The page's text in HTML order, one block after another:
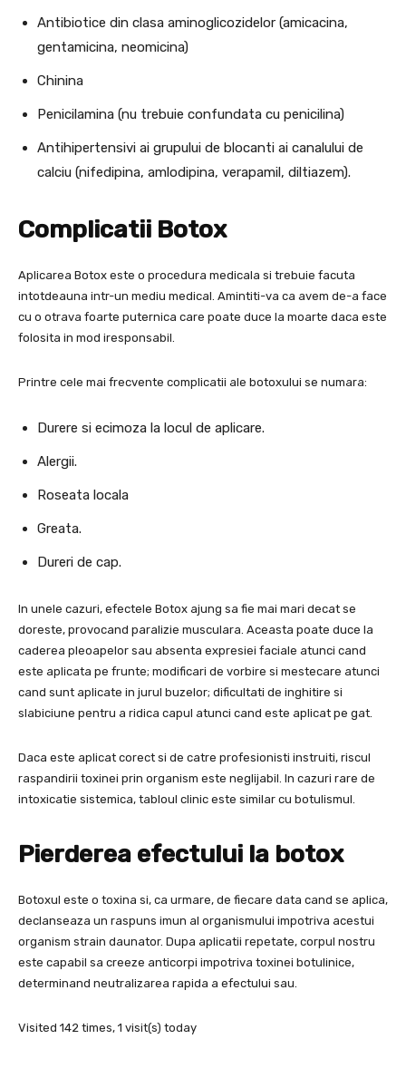
Antibiotice din clasa aminoglicozidelor (amicacina,
gentamicina, neomicina)
Chinina
Penicilamina (nu trebuie confundata cu penicilina)
Antihipertensivi ai grupului de blocanti ai canalului de
calciu (nifedipina, amlodipina, verapamil, diltiazem).
Complicatii Botox
Aplicarea Botox este o procedura medicala si trebuie facuta
intotdeauna intr-un mediu medical. Amintiti-va ca avem de-a face
cu o otrava foarte puternica care poate duce la moarte daca este
folosita in mod iresponsabil.
Printre cele mai frecvente complicatii ale botoxului se numara:
Durere si ecimoza la locul de aplicare.
Alergii.
Roseata locala
Greata.
Dureri de cap.
In unele cazuri, efectele Botox ajung sa fie mai mari decat se
doreste, provocand paralizie musculara. Aceasta poate duce la
caderea pleoapelor sau absenta expresiei faciale atunci cand
este aplicata pe frunte; modificari de vorbire si mestecare atunci
cand sunt aplicate in jurul buzelor; dificultati de inghitire si
slabiciune pentru a ridica capul atunci cand este aplicat pe gat.
Daca este aplicat corect si de catre profesionisti instruiti, riscul
raspandirii toxinei prin organism este neglijabil. In cazuri rare de
intoxicatie sistemica, tabloul clinic este similar cu botulismul.
Pierderea efectului la botox
Botoxul este o toxina si, ca urmare, de fiecare data cand se aplica,
declanseaza un raspuns imun al organismului impotriva acestui
organism strain daunator. Dupa aplicatii repetate, corpul nostru
este capabil sa creeze anticorpi impotriva toxinei botulinice,
determinand neutralizarea rapida a efectului sau.
Visited 142 times, 1 visit(s) today